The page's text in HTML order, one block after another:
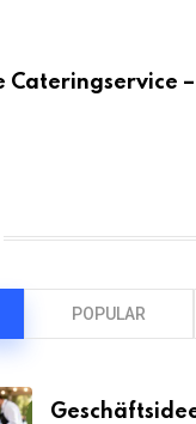
Cateringservice
POPULAR